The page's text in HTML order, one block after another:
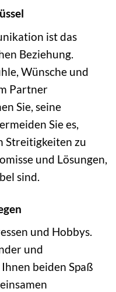
ist das
Beziehung.
Wünsche und
Partner
Sie, seine
Sie es,
Streitigkeiten zu
und Lösungen,
sind.
und Hobbys.
und
beiden Spaß